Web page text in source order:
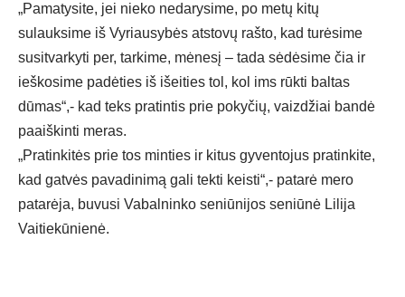
„Pamatysite, jei nieko nedarysime, po metų kitų
sulauksime iš Vyriausybės atstovų rašto, kad turėsime
susitvarkyti per, tarkime, mėnesį – tada sėdėsime čia ir
ieškosime padėties iš išeities tol, kol ims rūkti baltas
dūmas“,- kad teks pratintis prie pokyčių, vaizdžiai bandė
paaiškinti meras.
„Pratinkitės prie tos minties ir kitus gyventojus pratinkite,
kad gatvės pavadinimą gali tekti keisti“,- patarė mero
patarėja, buvusi Vabalninko seniūnijos seniūnė Lilija
Vaitiekūnienė.